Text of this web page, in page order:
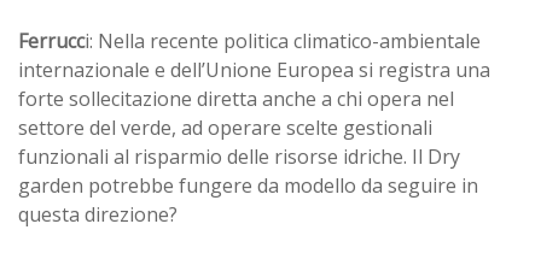
Ferrucci: Nella recente politica climatico-ambientale
internazionale e dell’Unione Europea si registra una
forte sollecitazione diretta anche a chi opera nel
settore del verde, ad operare scelte gestionali
funzionali al risparmio delle risorse idriche. Il Dry
garden potrebbe fungere da modello da seguire in
questa direzione?